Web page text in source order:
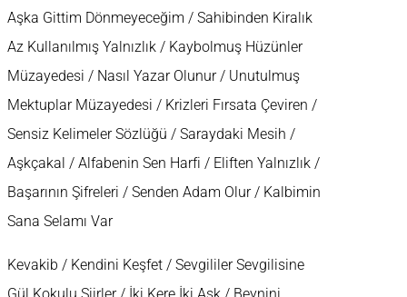
Aşka Gittim Dönmeyeceğim / Sahibinden Kiralık
Az Kullanılmış Yalnızlık / Kaybolmuş Hüzünler
Müzayedesi / Nasıl Yazar Olunur / Unutulmuş
Mektuplar Müzayedesi / Krizleri Fırsata Çeviren /
Sensiz Kelimeler Sözlüğü / Saraydaki Mesih /
Aşkçakal / Alfabenin Sen Harfi / Eliften Yalnızlık /
Başarının Şifreleri / Senden Adam Olur / Kalbimin
Sana Selamı Var
Kevakib / Kendini Keşfet / Sevgililer Sevgilisine